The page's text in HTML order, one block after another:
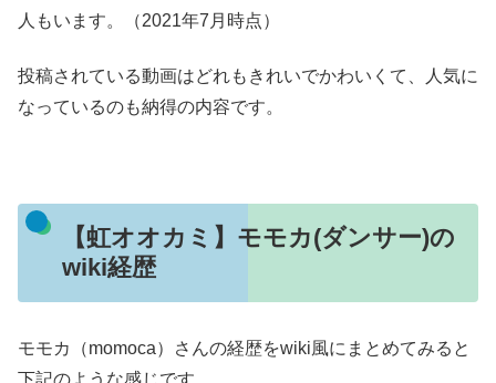
人もいます。（2021年7月時点）
投稿されている動画はどれもきれいでかわいくて、人気に
なっているのも納得の内容です。
【虹オオカミ】モモカ(ダンサー)の
wiki経歴
モモカ（momoca）さんの経歴をwiki風にまとめてみると
下記のような感じです。